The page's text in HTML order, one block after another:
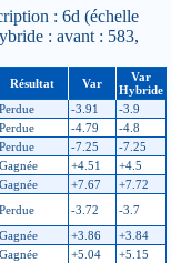
: 6d (échelle
: avant : 583,
Résultat Var
Var
Hybride
Perdue -3.91
-3.9
Perdue -4.79
-4.8
Perdue -7.25
-7.25
Gagnée +4.51
+4.5
Gagnée +7.67
+7.72
Perdue -3.72
-3.7
Gagnée +3.86
+3.84
Gagnée +5.04
+5.15